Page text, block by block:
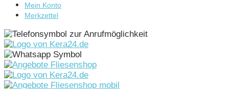
Mein Konto
Merkzettel